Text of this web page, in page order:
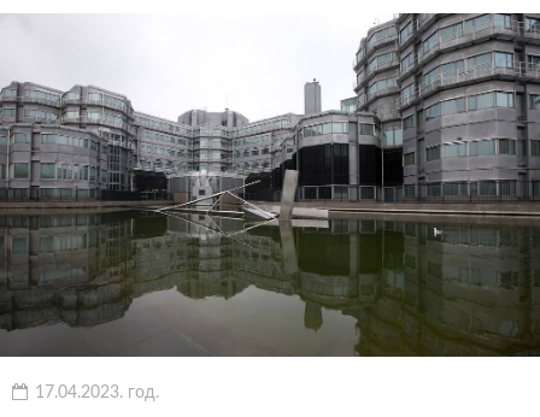
17.04.2023. год.